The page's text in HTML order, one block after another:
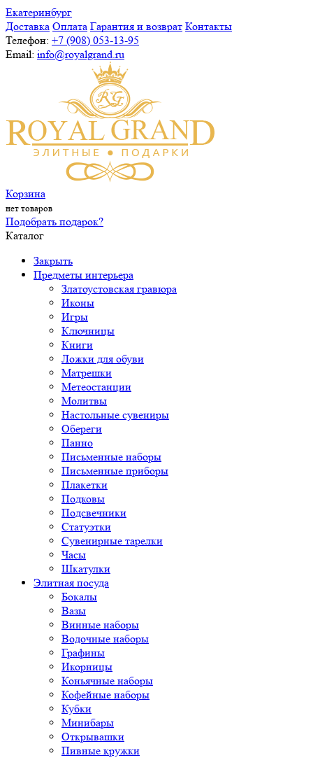
Екатеринбург
Доставка Оплата Гарантия и возврат Контакты
Телефон: +7 (908) 053-13-95
Email: info@royalgrand.ru
Корзина
нет товаров
Подобрать подарок?
Каталог
Закрыть
Предметы интерьера
Златоустовская гравюра
Иконы
Игры
Ключницы
Книги
Ложки для обуви
Матрешки
Метеостанции
Молитвы
Настольные сувениры
Обереги
Панно
Письменные наборы
Письменные приборы
Плакетки
Подковы
Подсвечники
Статуэтки
Сувенирные тарелки
Часы
Шкатулки
Элитная посуда
Бокалы
Вазы
Винные наборы
Водочные наборы
Графины
Икорницы
Коньячные наборы
Кофейные наборы
Кубки
Минибары
Открывашки
Пивные кружки